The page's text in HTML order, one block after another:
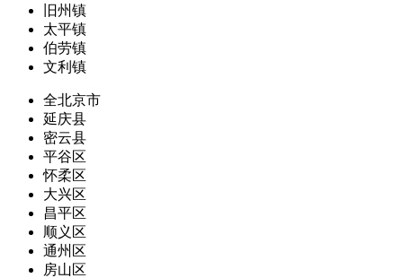
旧州镇
太平镇
伯劳镇
文利镇
全北京市
延庆县
密云县
平谷区
怀柔区
大兴区
昌平区
顺义区
通州区
房山区